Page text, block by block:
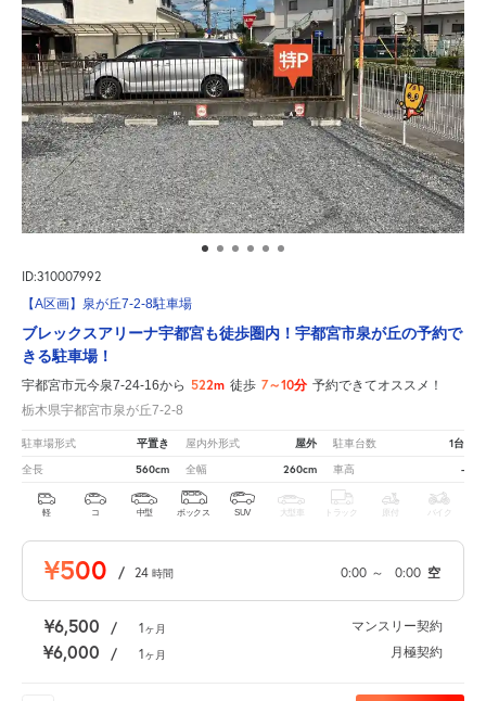
ID:310007992
【A区画】泉が丘7-2-8駐車場
ブレックスアリーナ宇都宮も徒歩圏内！宇都宮市泉が丘の予約で
きる駐車場！
宇都宮市元今泉7-24-16から 522m 徒歩 7～10分 予約できてオススメ！
栃木県宇都宮市泉が丘7-2-8
駐車場形式 平置き 屋内外形式 屋外 駐車台数 1台
全長 560cm 全幅 260cm 車高 -
軽 コ 中型 ボックス SUV 大型車 トラック 原付 バイク
¥500 / 24 時間 0:00 ～ 0:00 空
¥6,500 / 1ヶ月 マンスリー契約
¥6,000 / 1ヶ月 月極契約